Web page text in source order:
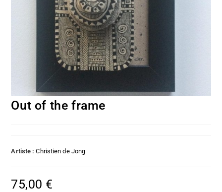
Out of the frame
Artiste :Christien de Jong
75,00 €